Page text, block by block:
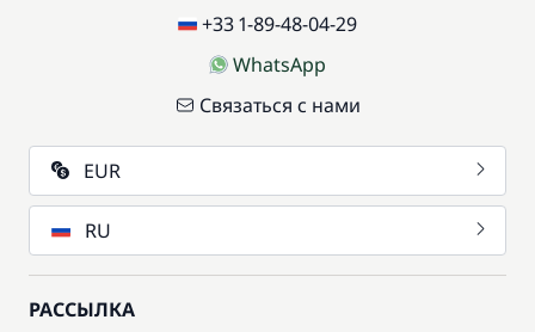
+33 1-89-48-04-29
WhatsApp
Связаться с нами
EUR
RU
РАССЫЛКА